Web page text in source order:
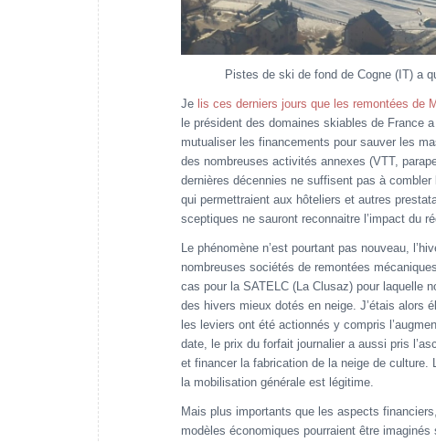
Pistes de ski de fond de Cogne (IT) a
Je lis ces derniers jours que les remontées de
le président des domaines skiables de France
mutualiser les financements pour sauver les
des nombreuses activités annexes (VTT,
dernières décennies ne suffisent pas à
qui permettraient aux hôteliers et autres
sceptiques ne sauront reconnaitre l’impact du
Le phénomène n’est pourtant pas nouveau,
nombreuses sociétés de remontées
cas pour la SATELC (La Clusaz) pour laquelle
des hivers mieux dotés en neige. J’étais alors
les leviers ont été actionnés y compris
date, le prix du forfait journalier a aussi pris
et financer la fabrication de la neige de culture.
la mobilisation générale est légitime.
Mais plus importants que les aspects
modèles économiques pourraient être